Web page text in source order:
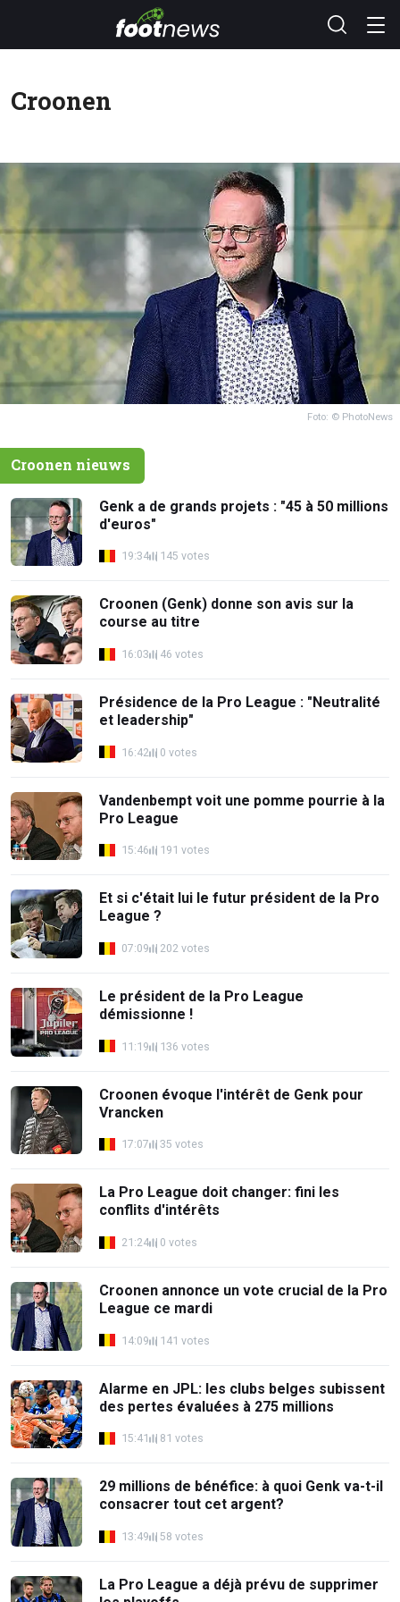
Croonen
Foto: © PhotoNews
Croonen nieuws
Genk a de grands projets : "45 à 50 millions
d'euros"
19:34 145 votes
Croonen (Genk) donne son avis sur la
course au titre
16:03 46 votes
Présidence de la Pro League : "Neutralité
et leadership"
16:42 0 votes
Vandenbempt voit une pomme pourrie à la
Pro League
15:46 191 votes
Et si c'était lui le futur président de la Pro
League ?
07:09 202 votes
Le président de la Pro League
démissionne !
11:19 136 votes
Croonen évoque l'intérêt de Genk pour
Vrancken
17:07 35 votes
La Pro League doit changer: fini les
conflits d'intérêts
21:24 0 votes
Croonen annonce un vote crucial de la Pro
League ce mardi
14:09 141 votes
Alarme en JPL: les clubs belges subissent
des pertes évaluées à 275 millions
15:41 81 votes
29 millions de bénéfice: à quoi Genk va-t-il
consacrer tout cet argent?
13:49 58 votes
La Pro League a déjà prévu de supprimer